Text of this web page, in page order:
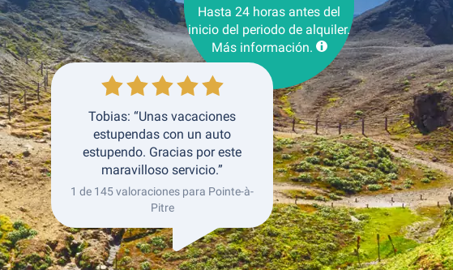
Hasta 24 horas antes del
inicio del periodo de alquiler.
Más información.
Tobias: “Unas vacaciones
estupendas con un auto
estupendo. Gracias por este
maravilloso servicio.”
1 de 145 valoraciones para Pointe-à-
Pitre